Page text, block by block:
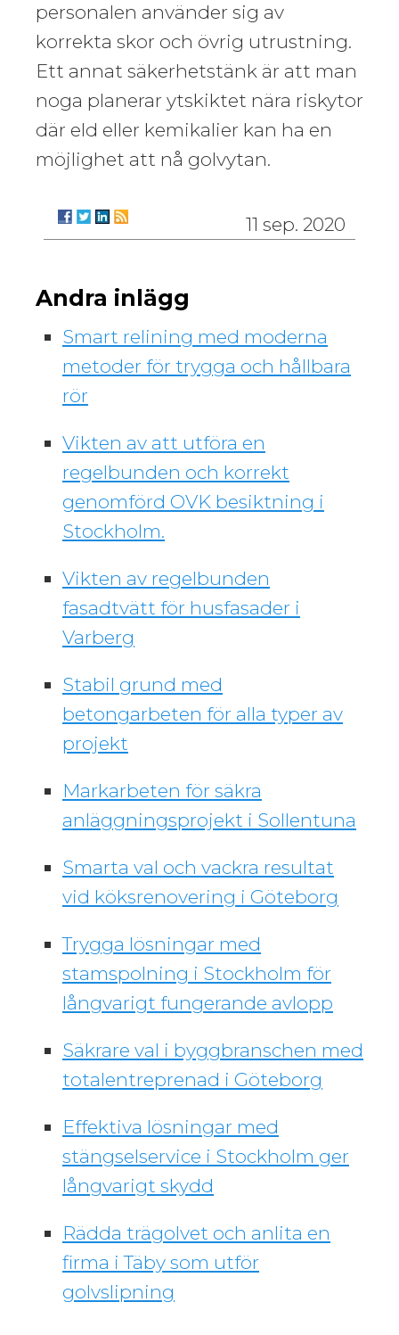
personalen använder sig av
korrekta skor och övrig utrustning.
Ett annat säkerhetstänk är att man
noga planerar ytskiktet nära riskytor
där eld eller kemikalier kan ha en
möjlighet att nå golvytan.
11 sep. 2020
Andra inlägg
Smart relining med moderna
metoder för trygga och hållbara
rör
Vikten av att utföra en
regelbunden och korrekt
genomförd OVK besiktning i
Stockholm.
Vikten av regelbunden
fasadtvätt för husfasader i
Varberg
Stabil grund med
betongarbeten för alla typer av
projekt
Markarbeten för säkra
anläggningsprojekt i Sollentuna
Smarta val och vackra resultat
vid köksrenovering i Göteborg
Trygga lösningar med
stamspolning i Stockholm för
långvarigt fungerande avlopp
Säkrare val i byggbranschen med
totalentreprenad i Göteborg
Effektiva lösningar med
stängselservice i Stockholm ger
långvarigt skydd
Rädda trägolvet och anlita en
firma i Täby som utför
golvslipning